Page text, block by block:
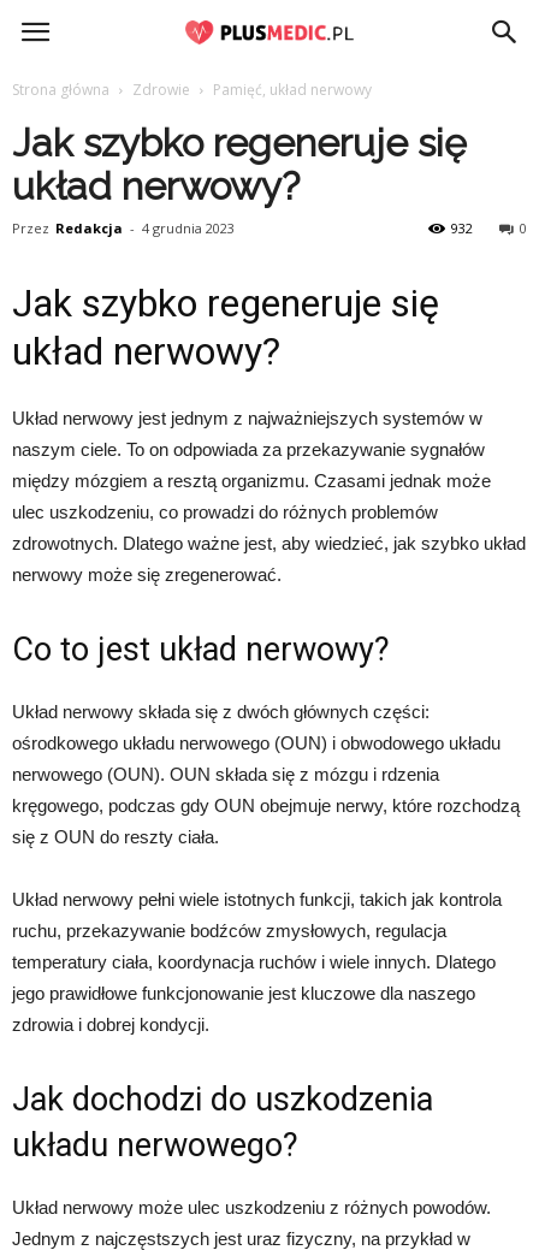
PlusMedic.pl
Strona główna Zdrowie Pamięć, układ nerwowy
Jak szybko regeneruje się
układ nerwowy?
Przez Redakcja - 4 grudnia 2023 0
932
Jak szybko regeneruje się
układ nerwowy?
Układ nerwowy jest jednym z najważniejszych systemów w
naszym ciele. To on odpowiada za przekazywanie sygnałów
między mózgiem a resztą organizmu. Czasami jednak może
ulec uszkodzeniu, co prowadzi do różnych problemów
zdrowotnych. Dlatego ważne jest, aby wiedzieć, jak szybko układ
nerwowy może się zregenerować.
Co to jest układ nerwowy?
Układ nerwowy składa się z dwóch głównych części:
ośrodkowego układu nerwowego (OUN) i obwodowego układu
nerwowego (OUN). OUN składa się z mózgu i rdzenia
kręgowego, podczas gdy OUN obejmuje nerwy, które rozchodzą
się z OUN do reszty ciała.
Układ nerwowy pełni wiele istotnych funkcji, takich jak kontrola
ruchu, przekazywanie bodźców zmysłowych, regulacja
temperatury ciała, koordynacja ruchów i wiele innych. Dlatego
jego prawidłowe funkcjonowanie jest kluczowe dla naszego
zdrowia i dobrej kondycji.
Jak dochodzi do uszkodzenia
układu nerwowego?
Układ nerwowy może ulec uszkodzeniu z różnych powodów.
Jednym z najczęstszych jest uraz fizyczny, na przykład w